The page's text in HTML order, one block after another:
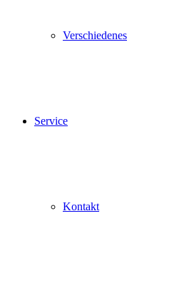
Verschiedenes
Service
Kontakt